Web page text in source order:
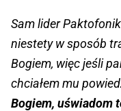
Sam lider
niestety w sposób
Bogiem, więc jeśli
chciałem mu
Bogiem, uświadom